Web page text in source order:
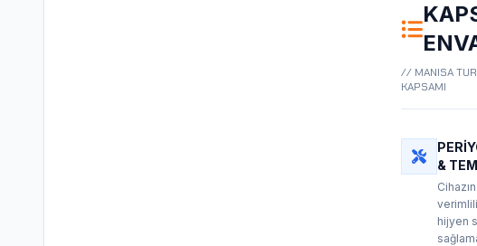
// MANISA
KAPSAMI
&
hijyen